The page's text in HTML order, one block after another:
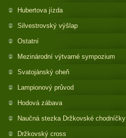
Hubertova jízda
Silvestrovský výšlap
Ostatní
Mezinárodní výtvarné sympozium
Svatojánský oheň
Lampionový průvod
Hodová zábava
Naučná stezka Držkovské chodníčky
Držkovský cross